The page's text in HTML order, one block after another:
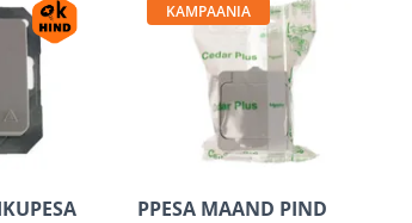
KAMPAANIA
PPESA MAAND PIND